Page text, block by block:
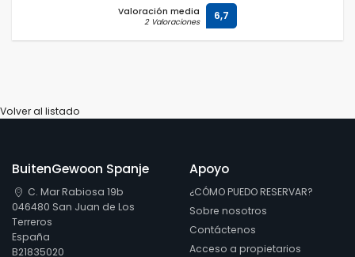
Valoración media
2 Valoraciones 6,7
Volver al listado
BuitenGewoon Spanje
C. Mar Rabiosa 19b
046480 San Juan de Los
Terreros
España
B21835020
Apoyo
¿CÓMO PUEDO RESERVAR?
Sobre nosotros
Contáctenos
Acceso a propietarios